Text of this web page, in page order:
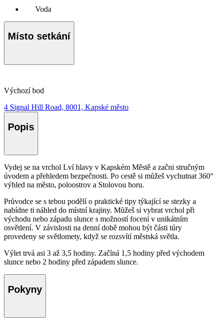
Voda
Místo setkání
Výchozí bod
4 Signal Hill Road, 8001, Kapské město
Popis
Vydej se na vrchol Lví hlavy v Kapském Městě a začni stručným
úvodem a přehledem bezpečnosti. Po cestě si můžeš vychutnat 360°
výhled na město, poloostrov a Stolovou horu.
Průvodce se s tebou podělí o praktické tipy týkající se stezky a
nabídne ti náhled do místní krajiny. Můžeš si vybrat vrchol při
východu nebo západu slunce s možností focení v unikátním
osvětlení. V závislosti na denní době mohou být části túry
provedeny se světlomety, když se rozsvítí městská světla.
Výlet trvá asi 3 až 3,5 hodiny. Začíná 1,5 hodiny před východem
slunce nebo 2 hodiny před západem slunce.
Pokyny